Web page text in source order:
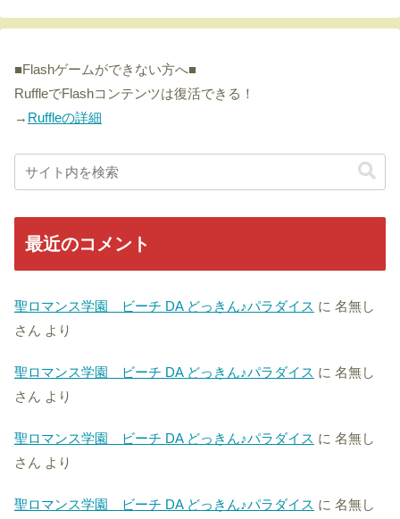
■Flashゲームができない方へ■
RuffleでFlashコンテンツは復活できる！
→ Ruffleの詳細
最近のコメント
聖ロマンス学園 ビーチ DA どっきん♪パラダイス に 名無し
さん より
聖ロマンス学園 ビーチ DA どっきん♪パラダイス に 名無し
さん より
聖ロマンス学園 ビーチ DA どっきん♪パラダイス に 名無し
さん より
聖ロマンス学園 ビーチ DA どっきん♪パラダイス に 名無し